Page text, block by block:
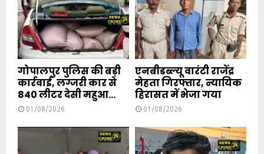
गोपालपुर पुलिस की बड़ी
कार्रवाई, लग्जरी कार से
840 लीटर देसी महुआ...
01/08/2026
एनबीडब्ल्यू वारंटी राजेंद्र
मेहता गिरफ्तार, न्यायिक
हिरासत में भेजा गया
01/08/2026